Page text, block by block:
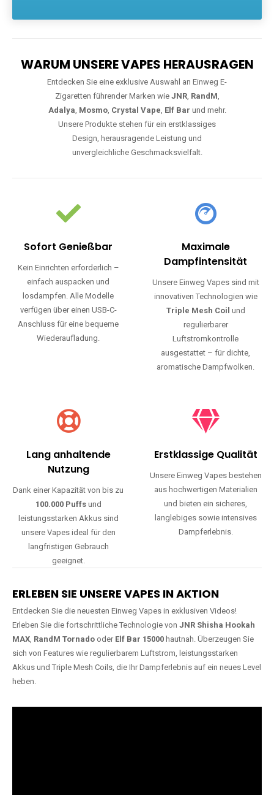
WARUM UNSERE VAPES HERAUSRAGEN
Entdecken Sie eine exklusive Auswahl an Einweg E-
Zigaretten führender Marken wie JNR, RandM,
Adalya, Mosmo, Crystal Vape, Elf Bar und mehr.
Unsere Produkte stehen für ein erstklassiges
Design, herausragende Leistung und
unvergleichliche Geschmacksvielfalt.
Sofort Genießbar
Kein Einrichten erforderlich –
einfach auspacken und
losdampfen. Alle Modelle
verfügen über einen USB-C-
Anschluss für eine bequeme
Wiederaufladung.
Maximale
Dampfintensität
Unsere Einweg Vapes sind mit
innovativen Technologien wie
Triple Mesh Coil und
regulierbarer
Luftstromkontrolle
ausgestattet – für dichte,
aromatische Dampfwolken.
Lang anhaltende
Nutzung
Dank einer Kapazität von bis zu
100.000 Puffsund
leistungsstarken Akkus sind
unsere Vapes ideal für den
langfristigen Gebrauch
geeignet.
Erstklassige Qualität
Unsere Einweg Vapes bestehen
aus hochwertigen Materialien
und bieten ein sicheres,
langlebiges sowie intensives
Dampferlebnis.
ERLEBEN SIE UNSERE VAPES IN AKTION
Entdecken Sie die neuesten Einweg Vapes in exklusiven Videos!
Erleben Sie die fortschrittliche Technologie von JNR Shisha Hookah
MAX, RandM Tornado oder Elf Bar 15000 hautnah. Überzeugen Sie
sich von Features wie regulierbarem Luftstrom, leistungsstarken
Akkus und Triple Mesh Coils, die Ihr Dampferlebnis auf ein neues Level
heben.